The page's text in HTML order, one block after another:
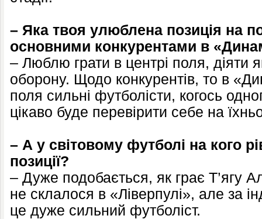
– Яка твоя улюблена позиція на
основними конкурентами в
– Люблю грати в центрі поля, діяти
оборону. Щодо конкурентів, то в
поля сильні футболісти, когось
цікаво буде перевірити себе на
– А у світовому футболі на кого
позиції?
– Дуже подобається, як грає Т’ягу
не склалося в «Ліверпулі», але за
це дуже сильний футболіст.